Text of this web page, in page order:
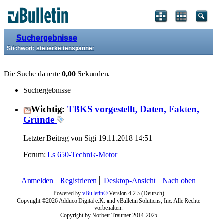
Suchergebnisse
Stichwort: steuerkettenspanner
Die Suche dauerte 0,00 Sekunden.
Suchergebnisse
Wichtig: TBKS vorgestellt, Daten, Fakten,
Gründe
Letzter Beitrag von Sigi 19.11.2018 14:51
Forum: Ls 650-Technik-Motor
Anmelden Registrieren Desktop-Ansicht Nach oben
Powered by vBulletin®Version 4.2.5 (Deutsch)
Copyright ©2026 Adduco Digital e.K. und vBulletin Solutions, Inc. Alle Rechte
vorbehalten.
Copyright by Norbert Traumer 2014-2025